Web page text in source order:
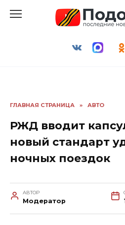
ГЛАВНАЯ СТРАНИЦА » АВТО
РЖД вводит
новый стандарт
ночных поездок
АВТОР
Модератор